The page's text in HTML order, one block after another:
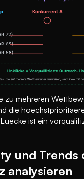
zu mehreren
die
ist ein
und Trends
analysieren